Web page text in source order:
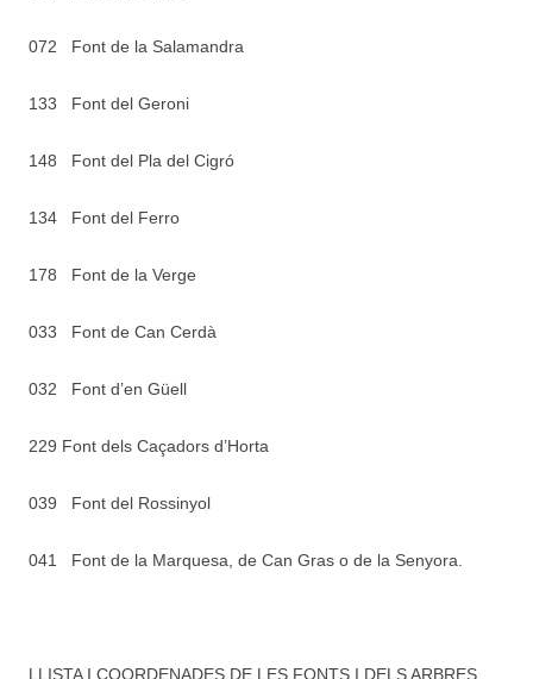
072 Font de la Salamandra
133 Font del Geroni
148 Font del Pla del Cigró
134 Font del Ferro
178 Font de la Verge
033 Font de Can Cerdà
032 Font d’en Güell
229 Font dels Caçadors d’Horta
039 Font del Rossinyol
041 Font de la Marquesa, de Can Gras o de la Senyora.
LLISTA I COORDENADES DE LES FONTS I DELS ARBRES